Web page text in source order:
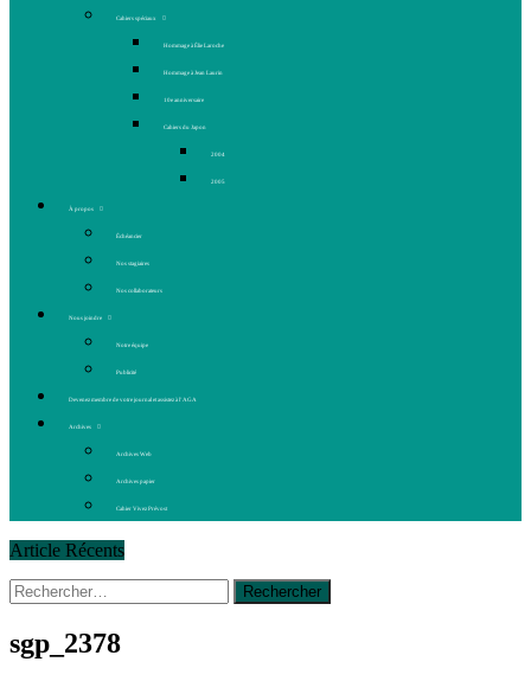
Cahiers spéciaux
Hommage à Élie Laroche
Hommage à Jean Laurin
10e anniversaire
Cahiers du Japon
2004
2005
À propos
Échéancier
Nos stagiaires
Nos collaborateurs
Nous joindre
Notre équipe
Publicité
Devenez membre de votre journal et assistez à l’AGA
Archives
Archives Web
Archives papier
Cahier Vivez Prévost
Article Récents
14 octobre 2015
La course de boîtes à savon du club
Le rendez-vous des bolides
30 juin 2015
Rechercher :
sgp_2378